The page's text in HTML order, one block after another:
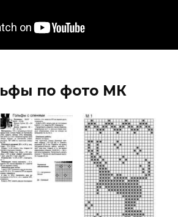
по фото МК